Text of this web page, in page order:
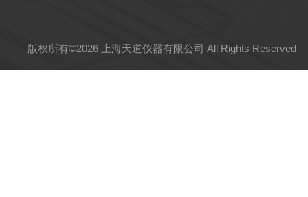
版权所有©2026 上海天道仪器有限公司 All Rights Reserved